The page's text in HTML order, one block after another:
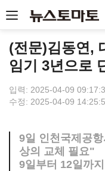
(전문)김동연,
임기 3년으로
입력: 2025-04-09
수정: 2025-04-09
9일 인천국제공
상의 교체 필요"
9일부터 12일까